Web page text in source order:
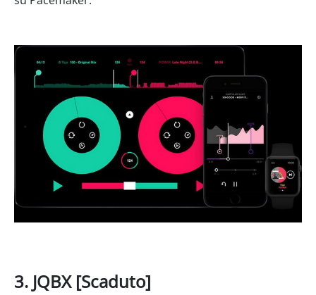
3. JQBX [Scaduto]